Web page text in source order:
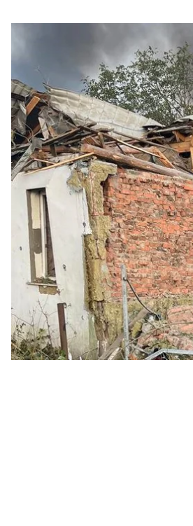
Унаслідок російського
Вінницькій області є
Олександра Шевцова, про
Про наслідки російської
Житомирськуобласть
одна людина загинула, ще
Крім того, пошкоджень
будинок Олександра
метрів від його будинку.